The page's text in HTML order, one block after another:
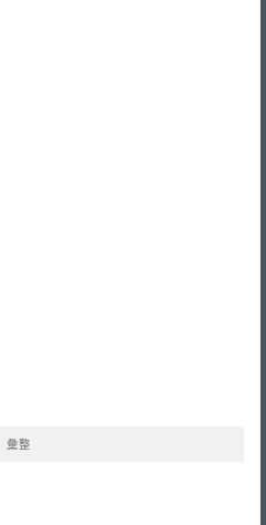
彙整